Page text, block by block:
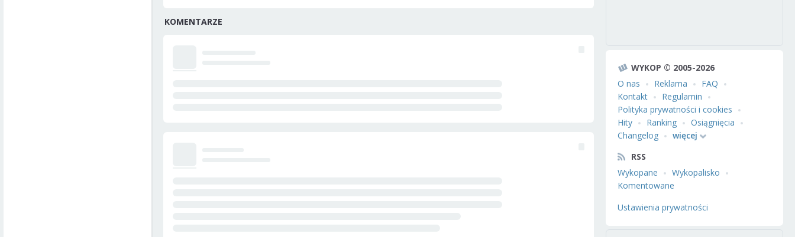
KOMENTARZE
WYKOP © 2005-2026
O nas
Reklama
FAQ
Kontakt
Regulamin
Polityka prywatności i cookies
Hity
Ranking
Osiągnięcia
Changelog
więcej
RSS
Wykopane
Wykopalisko
Komentowane
Ustawienia prywatności